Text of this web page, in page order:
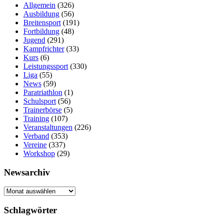
Allgemein (326)
Ausbildung (56)
Breitensport (191)
Fortbildung (48)
Jugend (291)
Kampfrichter(33)
Kurs (6)
Leistungssport (330)
Liga (55)
News (59)
Paratriathlon (1)
Schulsport (56)
Trainerbörse (5)
Training (107)
Veranstaltungen (226)
Verband (353)
Vereine (337)
Workshop (29)
Newsarchiv
Newsarchiv
Schlagwörter